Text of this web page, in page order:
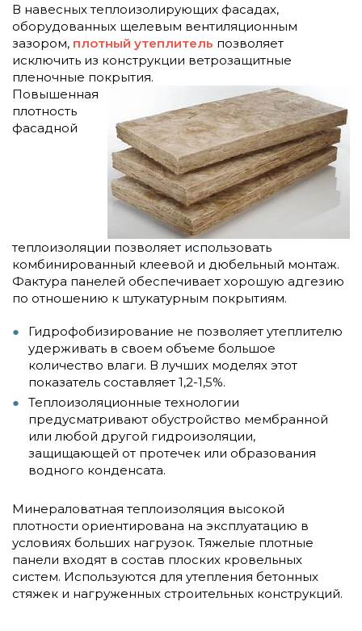
В навесных теплоизолирующих фасадах,
оборудованных щелевым вентиляционным
зазором, плотный утеплитель позволяет
исключить из конструкции ветрозащитные
пленочные покрытия.
Повышенная
плотность
фасадной
теплоизоляции позволяет использовать
комбинированный клеевой и дюбельный монтаж.
Фактура панелей обеспечивает хорошую адгезию
по отношению к штукатурным покрытиям.
Гидрофобизирование не позволяет утеплителю
удерживать в своем объеме большое
количество влаги. В лучших моделях этот
показатель составляет 1,2-1,5%.
Теплоизоляционные технологии
предусматривают обустройство мембранной
или любой другой гидроизоляции,
защищающей от протечек или образования
водного конденсата.
Минераловатная теплоизоляция высокой
плотности ориентирована на эксплуатацию в
условиях больших нагрузок. Тяжелые плотные
панели входят в состав плоских кровельных
систем. Используются для утепления бетонных
стяжек и нагруженных строительных конструкций.